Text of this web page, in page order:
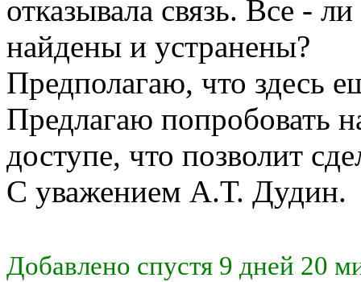
отказывала связь. Все -
найдены и устранены?
Предполагаю, что здесь
Предлагаю попробовать
доступе, что позволит
С уважением А.Т. Дудин.
Добавлено спустя 9 дней 20